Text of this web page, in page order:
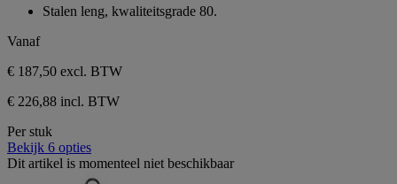
5
sterren.
Stalen leng, kwaliteitsgrade 80.
Vanaf
€ 187,50 excl. BTW
€ 226,88 incl. BTW
Per stuk
Bekijk 6 opties
Dit artikel is momenteel niet beschikbaar